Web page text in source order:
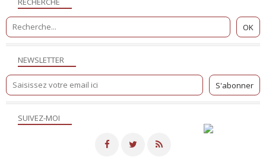
NEWSLETTER
SUIVEZ-MOI